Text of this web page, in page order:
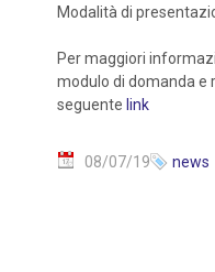
Modalità di
Per maggiori
modulo di domanda e
seguente link
08/07/19 news